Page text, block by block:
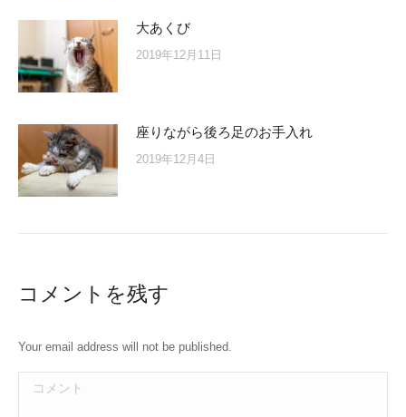
大あくび
2019年12月11日
座りながら後ろ足のお手入れ
2019年12月4日
コメントを残す
Your email address will not be published.
コメント